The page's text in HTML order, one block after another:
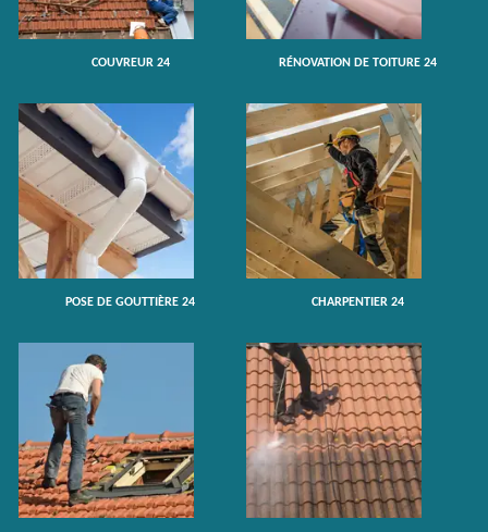
COUVREUR 24 RÉNOVATION DE TOITURE 24
POSE DE GOUTTIÈRE 24 CHARPENTIER 24